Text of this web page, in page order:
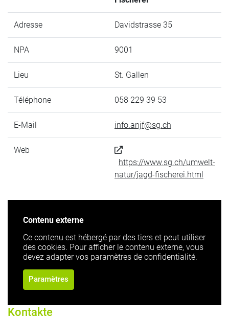
Adresse Davidstrasse 35
NPA 9001
Lieu St. Gallen
Téléphone 058 229 39 53
E-Mail info.anjf@sg.ch
Web
https://www.sg.ch/umwelt-
natur/jagd-fischerei.html
Contenu externe
Ce contenu est hébergé par des tiers et peut utiliser
des cookies. Pour afficher le contenu externe, vous
devez adapter vos paramètres de confidentialité.
Paramètres
Kontakte